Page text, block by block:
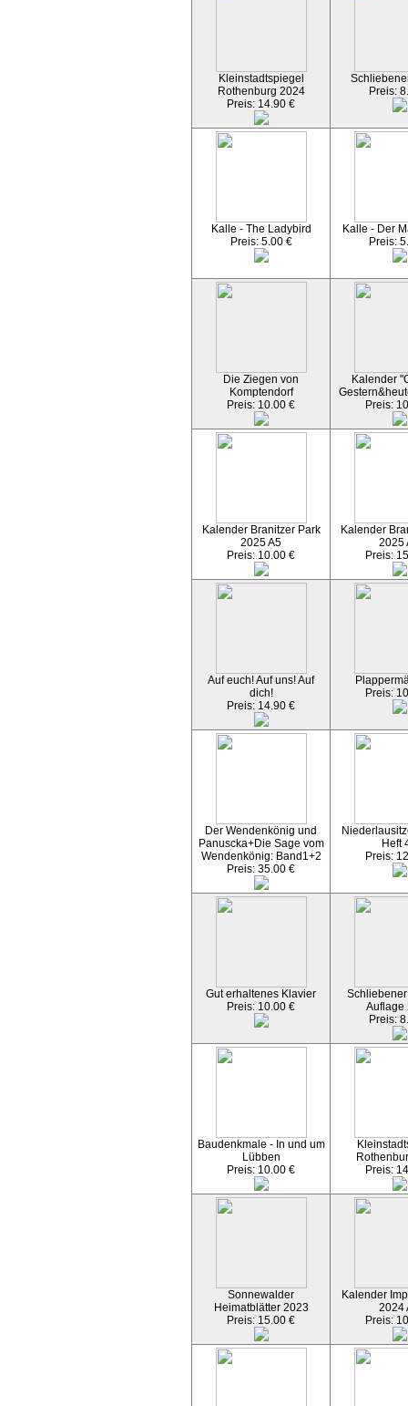
Kleinstadtspiegel
Rothenburg 2024
Preis: 14.90 €
Preis:
Kalle - The Ladybird
Preis: 5.00 €
Kalle - Der
Preis:
Die Ziegen von
Komptendorf
Preis: 10.00 €
Kalender
Preis:
Kalender Branitzer Park
2025 A5
Preis: 10.00 €
Kalender
2025
Preis:
Auf euch! Auf uns! Auf
dich!
Preis: 14.90 €
Preis:
Der Wendenkönig und
Panuscka+Die Sage vom
Wendenkönig: Band1+2
Preis: 35.00 €
Heft
Preis:
Gut erhaltenes Klavier
Preis: 10.00 €
Auflage
Preis:
Baudenkmale - In und um
Lübben
Preis: 10.00 €
Preis:
Sonnewalder
Heimatblätter 2023
Preis: 15.00 €
Kalender
2024
Preis: